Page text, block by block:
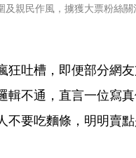
及親民作風，擄獲大票粉絲關
狂吐槽，即便部分網
輯不通，直言一位寫
要吃麵條，明明賣點